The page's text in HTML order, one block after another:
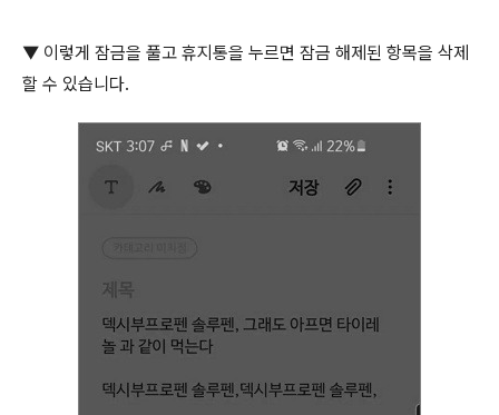
▼ 이렇게 잠금을 풀고 휴지통을 누르면 잠금 해제된 항목을 삭제
할 수 있습니다.